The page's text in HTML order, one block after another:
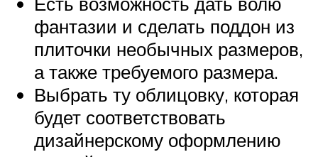
фантазии и сделать поддон из
плиточки необычных размеров,
а также требуемого размера.
Выбрать ту облицовку, которая
будет соответствовать
дизайнерскому оформлению